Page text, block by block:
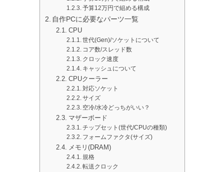
予算12万円で組める構成
自作PCに必要なパーツ一覧
CPU
世代(Gen)/ソケットについて
コア数/スレッド数
クロック速度
キャッシュについて
CPUクーラー
対応ソケット
サイズ
空冷/水冷どっちがいい？
マザーボード
チップセット(世代/CPUの種類)
フォームファクタ(サイズ)
メモリ(DRAM)
規格
転送クロック